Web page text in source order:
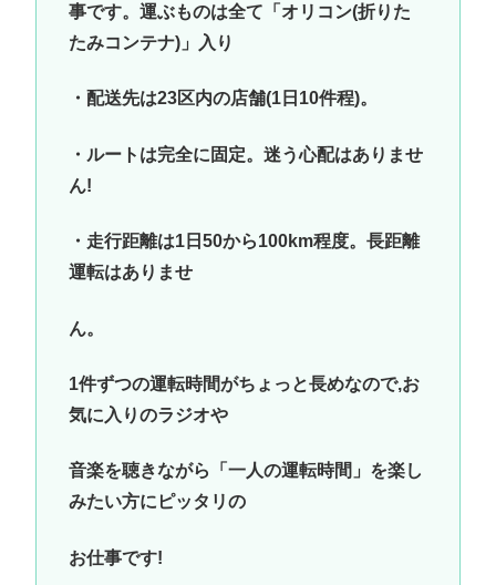
事です。運ぶものは全て「オリコン(折りた
たみコンテナ)」入り
・配送先は23区内の店舗(1日10件程)。
・ルートは完全に固定。迷う心配はありませ
ん!
・走行距離は1日50から100km程度。長距離
運転はありませ
ん。
1件ずつの運転時間がちょっと長めなので,お
気に入りのラジオや
音楽を聴きながら「一人の運転時間」を楽し
みたい方にピッタリの
お仕事です!